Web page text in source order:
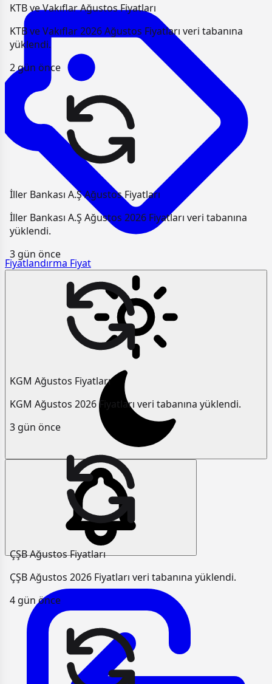
Fiyatlandırma Fiyat
KTB ve Vakıflar Ağustos Fiyatları
KTB ve Vakıflar 2026 Ağustos Fiyatları veri tabanına
yüklendi.
2 gün önce
İller Bankası A.Ş Ağustos Fiyatları
İller Bankası A.Ş Ağustos 2026 Fiyatları veri tabanına
yüklendi.
3 gün önce
KGM Ağustos Fiyatları
KGM Ağustos 2026 Fiyatları veri tabanına yüklendi.
3 gün önce
ÇŞB Ağustos Fiyatları
ÇŞB Ağustos 2026 Fiyatları veri tabanına yüklendi.
4 gün önce